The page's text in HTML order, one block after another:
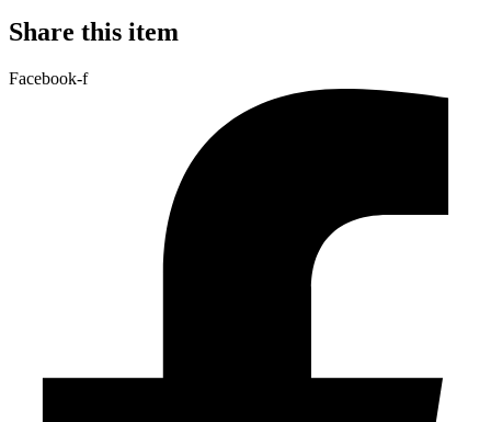
Share this item
Facebook-f